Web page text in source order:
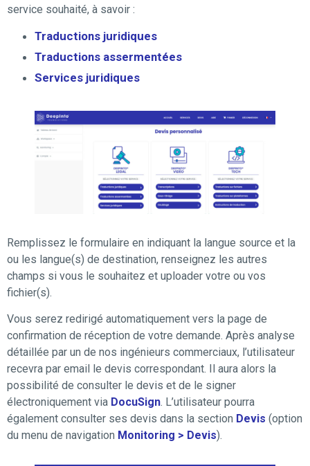
service souhaité, à savoir :
Traductions juridiques
Traductions assermentées
Services juridiques
Remplissez le formulaire en indiquant la langue source et la
ou les langue(s) de destination, renseignez les autres
champs si vous le souhaitez et uploader votre ou vos
fichier(s).
Vous serez redirigé automatiquement vers la page de
confirmation de réception de votre demande. Après analyse
détaillée par un de nos ingénieurs commerciaux, l’utilisateur
recevra par email le devis correspondant. Il aura alors la
possibilité de consulter le devis et de le signer
électroniquement via DocuSign. L’utilisateur pourra
également consulter ses devis dans la section Devis (option
du menu de navigation Monitoring > Devis).